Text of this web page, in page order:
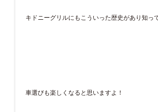
キドニーグリルにもこういった歴史があり知っ
車選びも楽しくなると思いますよ！